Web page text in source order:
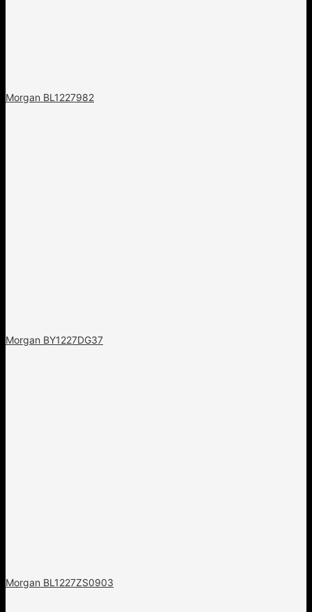
Morgan BL1227982
Morgan BY1227DG37
Morgan BL1227ZS0903